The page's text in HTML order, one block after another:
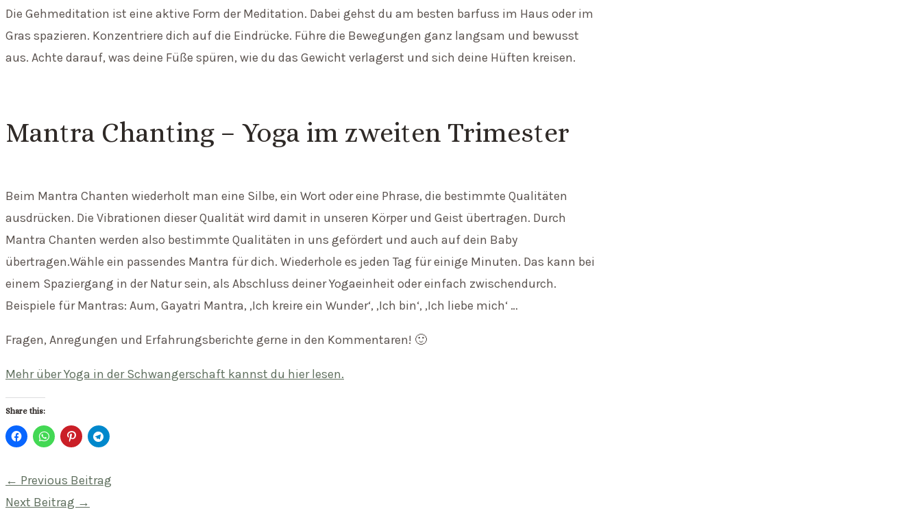
Die Gehmeditation ist eine aktive Form der Meditation. Dabei gehst du am besten barfuss im Haus oder im
Gras spazieren. Konzentriere dich auf die Eindrücke. Führe die Bewegungen ganz langsam und bewusst
aus. Achte darauf, was deine Füße spüren, wie du das Gewicht verlagerst und sich deine Hüften kreisen.
Mantra Chanting – Yoga im zweiten Trimester
Beim Mantra Chanten wiederholt man eine Silbe, ein Wort oder eine Phrase, die bestimmte Qualitäten
ausdrücken. Die Vibrationen dieser Qualität wird damit in unseren Körper und Geist übertragen. Durch
Mantra Chanten werden also bestimmte Qualitäten in uns gefördert und auch auf dein Baby
übertragen.Wähle ein passendes Mantra für dich. Wiederhole es jeden Tag für einige Minuten. Das kann bei
einem Spaziergang in der Natur sein, als Abschluss deiner Yogaeinheit oder einfach zwischendurch.
Beispiele für Mantras: Aum, Gayatri Mantra, ‚Ich kreire ein Wunder‘, ‚Ich bin‘, ‚Ich liebe mich‘ …
Fragen, Anregungen und Erfahrungsberichte gerne in den Kommentaren! 🙂
Mehr über Yoga in der Schwangerschaft kannst du hier lesen.
Share this:
Beitragsnavigation
← Previous Beitrag
Next Beitrag →